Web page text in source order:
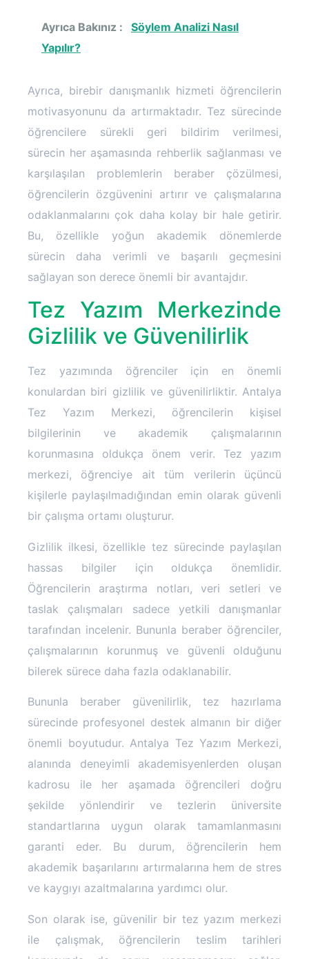
Ayrıca Bakınız :
Söylem Analizi Nasıl
Yapılır?
Ayrıca, birebir danışmanlık hizmeti öğrencilerin
motivasyonunu da artırmaktadır. Tez sürecinde
öğrencilere sürekli geri bildirim verilmesi,
sürecin her aşamasında rehberlik sağlanması ve
karşılaşılan problemlerin beraber çözülmesi,
öğrencilerin özgüvenini artırır ve çalışmalarına
odaklanmalarını çok daha kolay bir hale getirir.
Bu, özellikle yoğun akademik dönemlerde
sürecin daha verimli ve başarılı geçmesini
sağlayan son derece önemli bir avantajdır.
Tez Yazım Merkezinde
Gizlilik ve Güvenilirlik
Tez yazımında öğrenciler için en önemli
konulardan biri gizlilik ve güvenilirliktir. Antalya
Tez Yazım Merkezi, öğrencilerin kişisel
bilgilerinin ve akademik çalışmalarının
korunmasına oldukça önem verir. Tez yazım
merkezi, öğrenciye ait tüm verilerin üçüncü
kişilerle paylaşılmadığından emin olarak güvenli
bir çalışma ortamı oluşturur.
Gizlilik ilkesi, özellikle tez sürecinde paylaşılan
hassas bilgiler için oldukça önemlidir.
Öğrencilerin araştırma notları, veri setleri ve
taslak çalışmaları sadece yetkili danışmanlar
tarafından incelenir. Bununla beraber öğrenciler,
çalışmalarının korunmuş ve güvenli olduğunu
bilerek sürece daha fazla odaklanabilir.
Bununla beraber güvenilirlik, tez hazırlama
sürecinde profesyonel destek almanın bir diğer
önemli boyutudur. Antalya Tez Yazım Merkezi,
alanında deneyimli akademisyenlerden oluşan
kadrosu ile her aşamada öğrencileri doğru
şekilde yönlendirir ve tezlerin üniversite
standartlarına uygun olarak tamamlanmasını
garanti eder. Bu durum, öğrencilerin hem
akademik başarılarını artırmalarına hem de stres
ve kaygıyı azaltmalarına yardımcı olur.
Son olarak ise, güvenilir bir tez yazım merkezi
ile çalışmak, öğrencilerin teslim tarihleri